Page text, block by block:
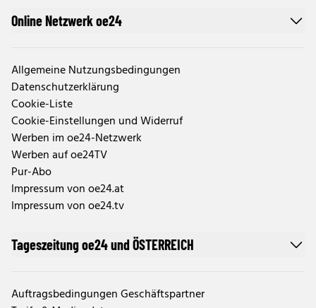
Online Netzwerk oe24
Allgemeine Nutzungsbedingungen
Datenschutzerklärung
Cookie-Liste
Cookie-Einstellungen und Widerruf
Werben im oe24-Netzwerk
Werben auf oe24TV
Pur-Abo
Impressum von oe24.at
Impressum von oe24.tv
Tageszeitung oe24 und ÖSTERREICH
Auftragsbedingungen Geschäftspartner